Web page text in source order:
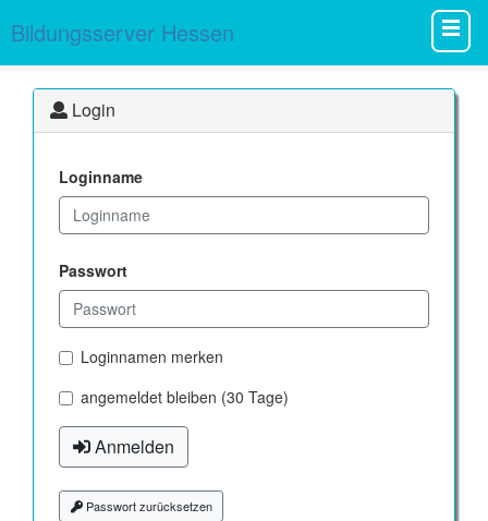
Bildungsserver Hessen
Login
Loginname
Passwort
Loginnamen merken
angemeldet bleiben (30 Tage)
Anmelden
Passwort zurücksetzen